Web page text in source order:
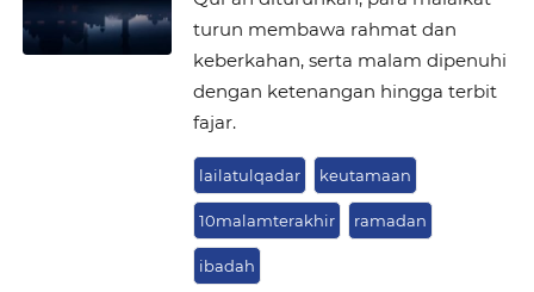
turun membawa rahmat dan
keberkahan, serta malam dipenuhi
dengan ketenangan hingga terbit
fajar.
lailatulqadar keutamaan
10malamterakhir ramadan
ibadah